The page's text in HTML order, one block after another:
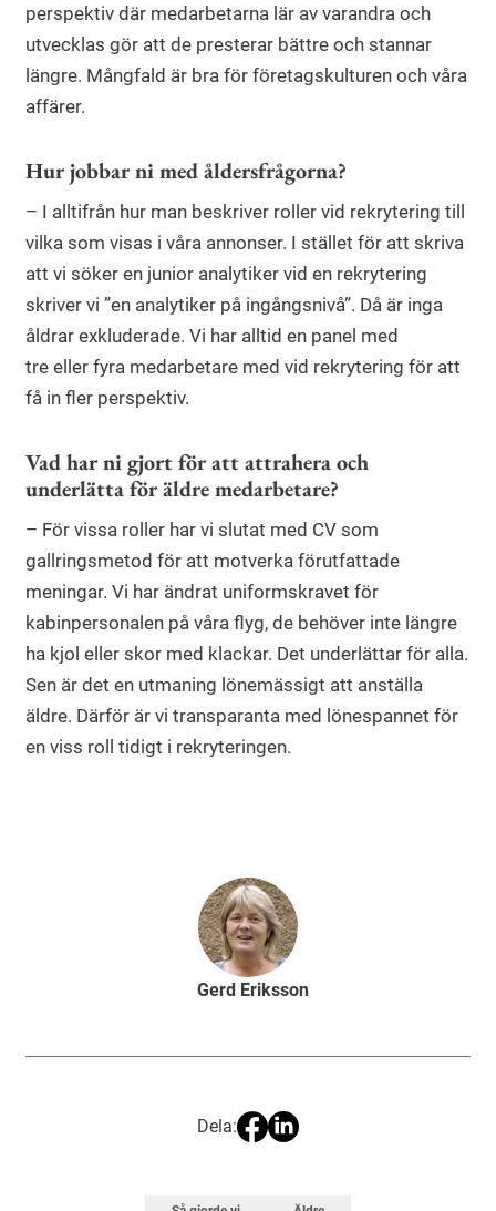
perspektiv där medarbetarna lär av varandra och
utvecklas gör att de presterar bättre och stannar
längre. Mångfald är bra för företagskulturen och våra
affärer.
Hur jobbar ni med åldersfrågorna?
– I alltifrån hur man beskriver roller vid rekrytering till
vilka som visas i våra annonser. I stället för att skriva
att vi söker en junior analytiker vid en rekrytering
skriver vi ”en analytiker på ingångsnivå”. Då är inga
åldrar ­exkluderade. Vi har alltid en panel med
tre eller fyra medarbetare med vid rekrytering för att
få in fler perspektiv.
Vad har ni gjort för att attrahera och
underlätta för äldre medarbetare?
– För vissa roller har vi slutat med CV som
gallringsmetod för att motverka förutfattade
meningar. Vi har ändrat uniformskravet för
kabinpersonalen på våra flyg, de behöver inte längre
ha kjol eller skor med klackar. Det underlättar för alla.
Sen är det en utmaning lönemässigt att anställa
äldre. Därför är vi transparanta med lönespannet för
en viss roll tidigt i rekryteringen.
Gerd Eriksson
Dela: